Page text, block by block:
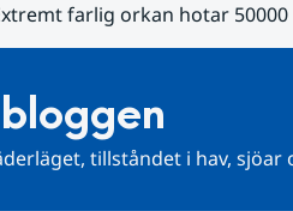
farlig orkan hotar 50000
tillståndet i hav, sjöar